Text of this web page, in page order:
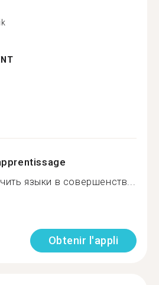
языки в совершенств...
Obtenir l'appli